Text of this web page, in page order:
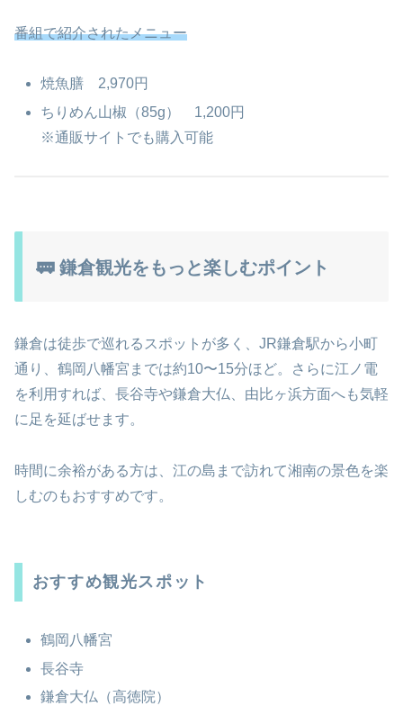
番組で紹介されたメニュー
焼魚膳 2,970円
ちりめん山椒（85g） 1,200円
※通販サイトでも購入可能
🚃 鎌倉観光をもっと楽しむポイント
鎌倉は徒歩で巡れるスポットが多く、JR鎌倉駅から小町
通り、鶴岡八幡宮までは約10〜15分ほど。さらに江ノ電
を利用すれば、長谷寺や鎌倉大仏、由比ヶ浜方面へも気軽
に足を延ばせます。
時間に余裕がある方は、江の島まで訪れて湘南の景色を楽
しむのもおすすめです。
おすすめ観光スポット
鶴岡八幡宮
長谷寺
鎌倉大仏（高徳院）